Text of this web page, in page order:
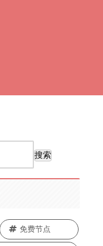
搜索
免费节点